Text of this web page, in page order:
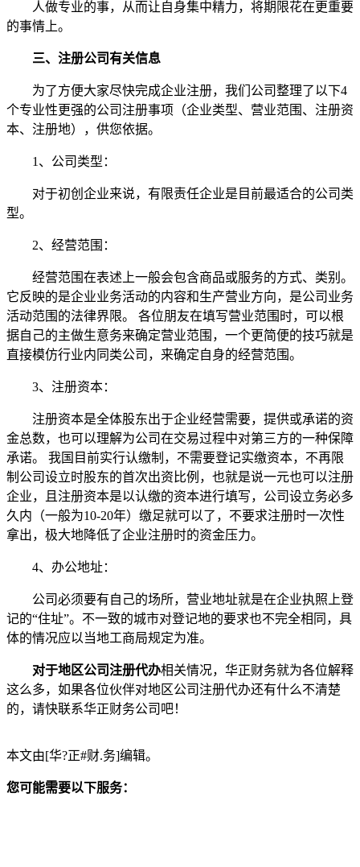
人做专业的事，从而让自身集中精力，将期限花在更重要
的事情上。
三、注册公司有关信息
为了方便大家尽快完成企业注册，我们公司整理了以下4
个专业性更强的公司注册事项（企业类型、营业范围、注册资
本、注册地），供您依据。
1、公司类型：
对于初创企业来说，有限责任企业是目前最适合的公司类
型。
2、经营范围：
经营范围在表述上一般会包含商品或服务的方式、类别。
它反映的是企业业务活动的内容和生产营业方向，是公司业务
活动范围的法律界限。 各位朋友在填写营业范围时，可以根
据自己的主做生意务来确定营业范围，一个更简便的技巧就是
直接模仿行业内同类公司，来确定自身的经营范围。
3、注册资本：
注册资本是全体股东出于企业经营需要，提供或承诺的资
金总数，也可以理解为公司在交易过程中对第三方的一种保障
承诺。 我国目前实行认缴制，不需要登记实缴资本，不再限
制公司设立时股东的首次出资比例，也就是说一元也可以注册
企业，且注册资本是以认缴的资本进行填写，公司设立务必多
久内（一般为10-20年）缴足就可以了，不要求注册时一次性
拿出，极大地降低了企业注册时的资金压力。
4、办公地址：
公司必须要有自己的场所，营业地址就是在企业执照上登
记的“住址”。不一致的城市对登记地的要求也不完全相同，具
体的情况应以当地工商局规定为准。
对于地区公司注册代办相关情况，华正财务就为各位解释
这么多，如果各位伙伴对地区公司注册代办还有什么不清楚
的，请快联系华正财务公司吧！
本文由[华?正#财.务]编辑。
您可能需要以下服务：